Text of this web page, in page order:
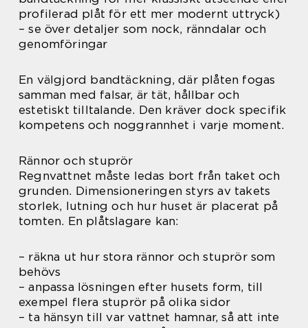
profilerad plåt för ett mer modernt uttryck)
– se över detaljer som nock, ränndalar och
genomföringar
En välgjord bandtäckning, där plåten fogas
samman med falsar, är tät, hållbar och
estetiskt tilltalande. Den kräver dock specifik
kompetens och noggrannhet i varje moment.
Rännor och stuprör
Regnvattnet måste ledas bort från taket och
grunden. Dimensioneringen styrs av takets
storlek, lutning och hur huset är placerat på
tomten. En plåtslagare kan:
– räkna ut hur stora rännor och stuprör som
behövs
– anpassa lösningen efter husets form, till
exempel flera stuprör på olika sidor
– ta hänsyn till var vattnet hamnar, så att inte